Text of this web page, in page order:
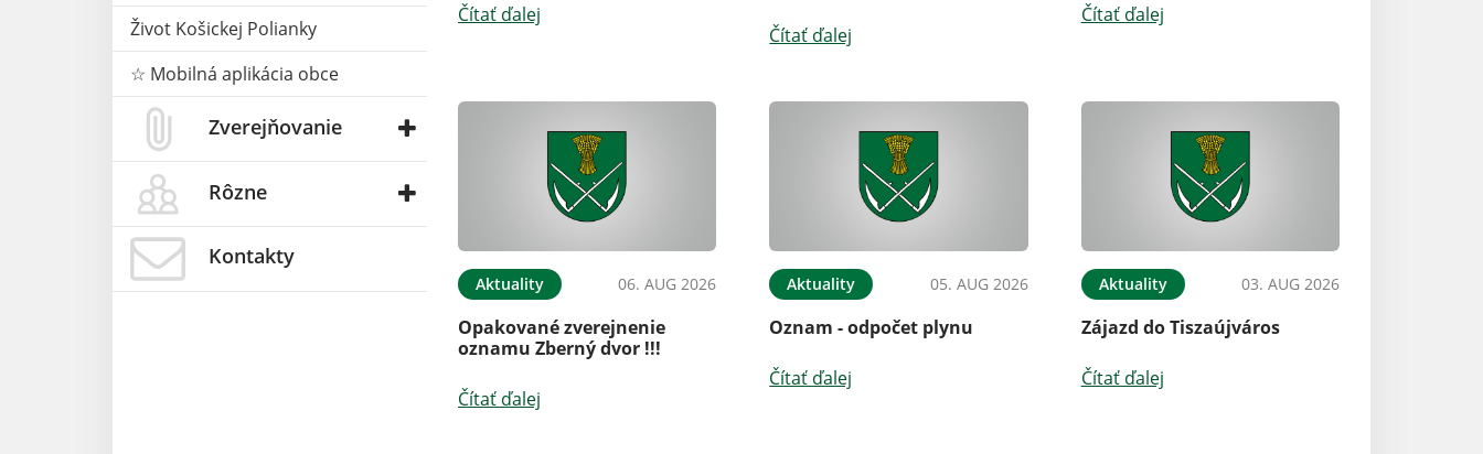
Život Košickej Polianky
☆ Mobilná aplikácia obce
Zverejňovanie
Rôzne
Kontakty
Čítať ďalej
Čítať ďalej
Čítať ďalej
Aktuality 06. AUG 2026
Opakované zverejnenie
oznamu Zberný dvor !!!
Čítať ďalej
Aktuality 05. AUG 2026
Oznam - odpočet plynu
Čítať ďalej
Aktuality 03. AUG 2026
Zájazd do Tiszaújváros
Čítať ďalej